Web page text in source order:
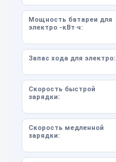
Мощность батареи для
электро -кВт·ч:
Запас хода для электро:
Скорость быстрой
зарядки:
Скорость медленной
зарядки: